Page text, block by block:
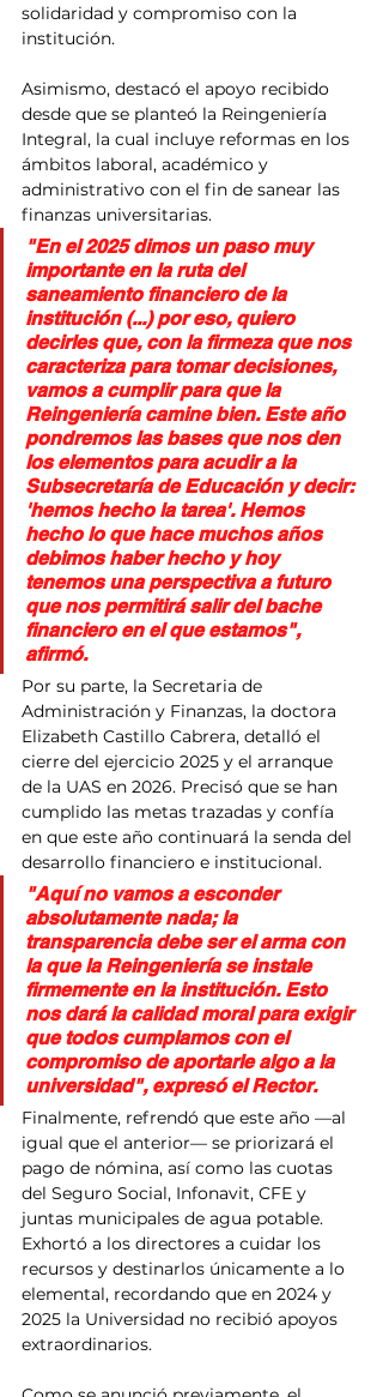
solidaridad y compromiso con la
institución.
Asimismo, destacó el apoyo recibido
desde que se planteó la Reingeniería
Integral, la cual incluye reformas en los
ámbitos laboral, académico y
administrativo con el fin de sanear las
finanzas universitarias.
"En el 2025 dimos un paso muy
importante en la ruta del
saneamiento financiero de la
institución (...) por eso, quiero
decirles que, con la firmeza que nos
caracteriza para tomar decisiones,
vamos a cumplir para que la
Reingeniería camine bien. Este año
pondremos las bases que nos den
los elementos para acudir a la
Subsecretaría de Educación y decir:
'hemos hecho la tarea'. Hemos
hecho lo que hace muchos años
debimos haber hecho y hoy
tenemos una perspectiva a futuro
que nos permitirá salir del bache
financiero en el que estamos",
afirmó.
Por su parte, la Secretaria de
Administración y Finanzas, la doctora
Elizabeth Castillo Cabrera, detalló el
cierre del ejercicio 2025 y el arranque
de la UAS en 2026. Precisó que se han
cumplido las metas trazadas y confía
en que este año continuará la senda del
desarrollo financiero e institucional.
"Aquí no vamos a esconder
absolutamente nada; la
transparencia debe ser el arma con
la que la Reingeniería se instale
firmemente en la institución. Esto
nos dará la calidad moral para exigir
que todos cumplamos con el
compromiso de aportarle algo a la
universidad", expresó el Rector.
Finalmente, refrendó que este año —al
igual que el anterior— se priorizará el
pago de nómina, así como las cuotas
del Seguro Social, Infonavit, CFE y
juntas municipales de agua potable.
Exhortó a los directores a cuidar los
recursos y destinarlos únicamente a lo
elemental, recordando que en 2024 y
2025 la Universidad no recibió apoyos
extraordinarios.